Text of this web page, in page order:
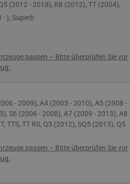
(2012 - 2018), R8 (2012), TT (2004),
- ), Superb
passen – Bitte überprüfen Sie vor
- 2009), A4 (2003 - 2010), A5 (2008 -
S6 (2006 - 2008), A7 (2009 - 2013), A8
T, TTS, TT RS, Q3 (2012), SQ5 (2013), Q5
passen – Bitte überprüfen Sie vor